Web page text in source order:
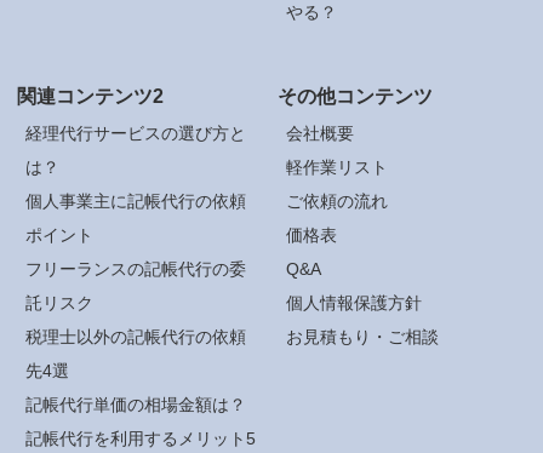
やる？
関連コンテンツ2
経理代行サービスの選び方と
は？
個人事業主に記帳代行の依頼
ポイント
フリーランスの記帳代行の委
託リスク
税理士以外の記帳代行の依頼
先4選
記帳代行単価の相場金額は？
記帳代行を利用するメリット5
その他コンテンツ
会社概要
軽作業リスト
ご依頼の流れ
価格表
Q&A
個人情報保護方針
お見積もり・ご相談